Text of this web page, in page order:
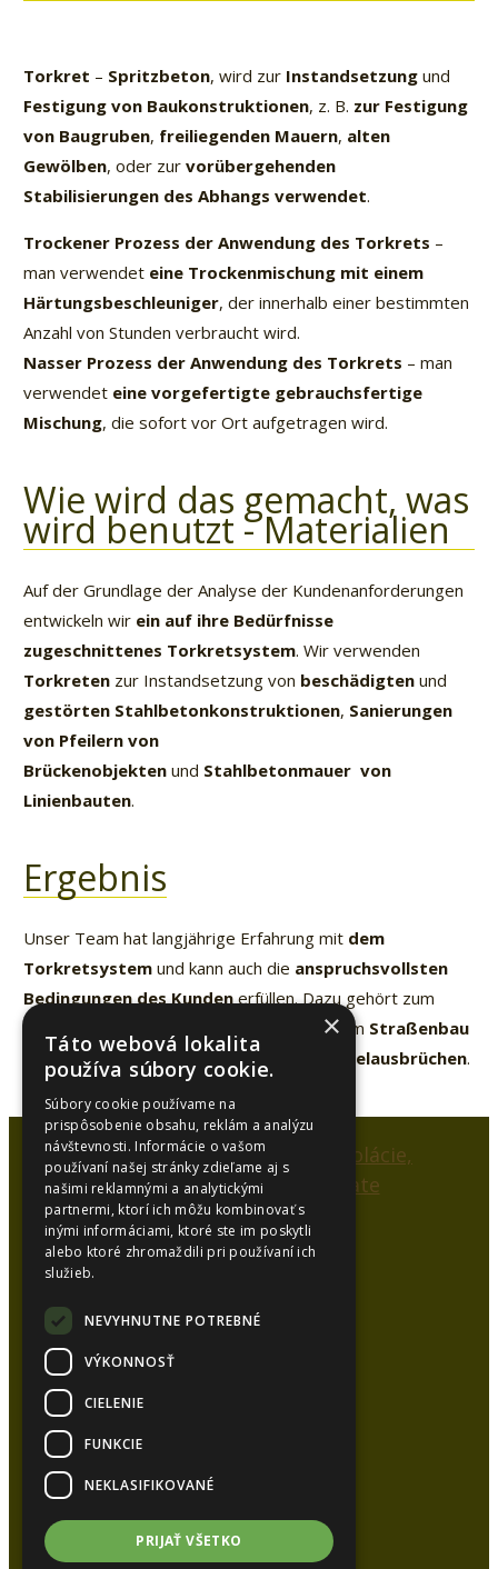
Torkret – Spritzbeton, wird zur Instandsetzungund
Festigung von Baukonstruktionen, z. B. zur Festigung
von Baugruben, freiliegenden Mauern, alten
Gewölben, oder zur vorübergehenden
Stabilisierungen des Abhangs verwendet.
Trockener Prozess der Anwendung des Torkrets –
man verwendet eine Trockenmischung mit einem
Härtungsbeschleuniger, der innerhalb einer bestimmten
Anzahl von Stunden verbraucht wird.
Nasser Prozess der Anwendung des Torkrets – man
verwendet eine vorgefertigte gebrauchsfertige
Mischung, die sofort vor Ort aufgetragen wird.
Wie wird das gemacht, was
wird benutzt - Materialien
Auf der Grundlage der Analyse der Kundenanforderungen
entwickeln wirein auf ihre Bedürfnisse
zugeschnittenes Torkretsystem. Wir verwenden
Torkreten zur Instandsetzung von beschädigtenund
gestörten Stahlbetonkonstruktionen, Sanierungen
von Pfeilern von
Brückenobjektenund Stahlbetonmauer von
Linienbauten.
Ergebnis
Unser Team hat langjährige Erfahrung mit dem
Torkretsystemund kann auch die anspruchsvollsten
Bedingungen des Kundenerfüllen. Dazu gehört zum
Beispiel
die Anwendung von Torkreten im Straßenbau
temporären Stabilisierung von Tunnelausbrüchen.
SYNCOL, s.r.o.
038 15 Karlová
www.pur-izolacie.sk
×
Táto webová lokalita
používa súbory cookie.
Súbory cookie používame na
prispôsobenie obsahu, reklám a analýzu
návštevnosti. Informácie o vašom
používaní našej stránky zdieľame aj s
našimi reklamnými a analytickými
partnermi, ktorí ich môžu kombinovať s
inými informáciami, ktoré ste im poskytli
alebo ktoré zhromaždili pri používaní ich
služieb.
NEVYHNUTNE POTREBNÉ
VÝKONNOSŤ
CIELENIE
FUNKCIE
NEKLASIFIKOVANÉ
PRIJAŤ VŠETKO